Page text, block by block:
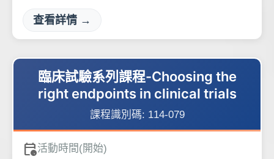
查看詳情 →
臨床試驗系列課程-Choosing the
right endpoints in clinical trials
課程識別碼: 114-079
calendar_clock活動時間(開始)